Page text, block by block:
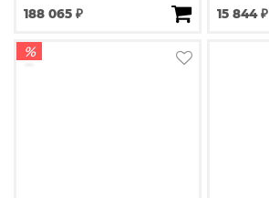
188 065 ₽ 15 844 ₽
%